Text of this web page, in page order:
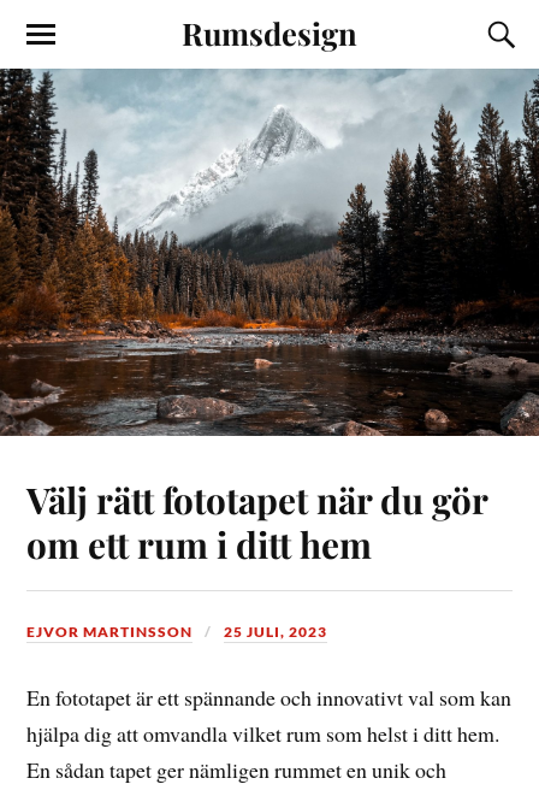
Rumsdesign
Välj rätt fototapet när du gör
om ett rum i ditt hem
EJVOR MARTINSSON 25 JULI, 2023
En fototapet är ett spännande och innovativt val som kan
hjälpa dig att omvandla vilket rum som helst i ditt hem.
En sådan tapet ger nämligen rummet en unik och